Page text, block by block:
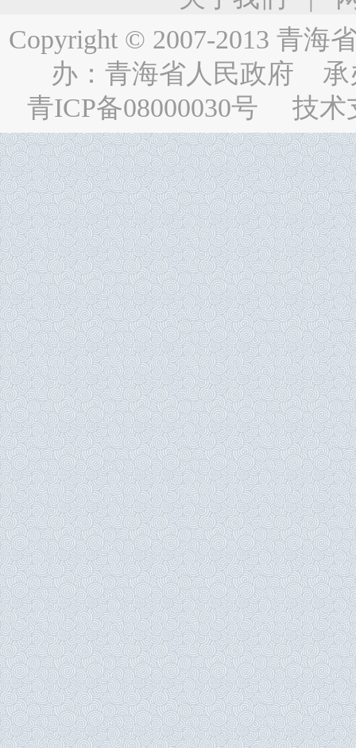
Copyright © 2007-2013 青海
办： 青海省人民政府 承
青ICP备08000030号 技术